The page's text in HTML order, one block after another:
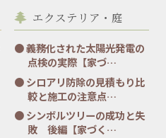
エクステリア・庭
義務化された太陽光発電の
点検の実際【家づ…
シロアリ防除の見積もり比
較と施工の注意点…
シンボルツリーの成功と失
敗 後編【家づく…